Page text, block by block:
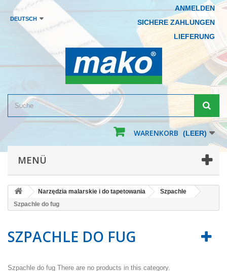
ANMELDEN
SICHERE ZAHLUNGEN
LIEFERUNG
DEUTSCH
WARENKORB (LEER)
MENÜ
Narzędzia malarskie i do tapetowania
Szpachle
Szpachle do fug
SZPACHLE DO FUG
Szpachle do fug There are no products in this category.